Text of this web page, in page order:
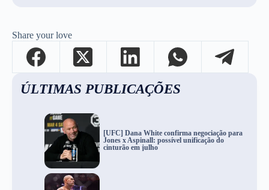
Share your love
ÚLTIMAS PUBLICAÇÕES
[UFC] Dana White confirma negociação para
Jones x Aspinall: possível unificação do
cinturão em julho